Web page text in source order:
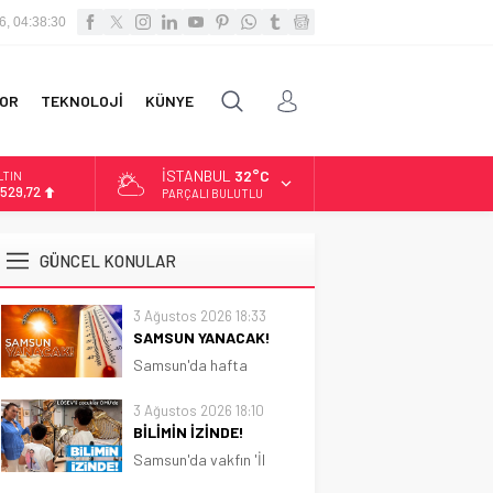
04:38:31
TEKNOLOJİ KÜNYE
İSTANBUL 32°C
PARÇALI BULUTLU
GÜNCEL KONULAR
3 Ağustos 2026 18:33
SAMSUN YANACAK!
Samsun'da hafta
hava etkili olacak.
Sıcaklık 31 dereceye
kadar çıkacak
3 Ağustos 2026 18:10
BİLİMİN İZİNDE!
Samsun'da vakfın 'İl